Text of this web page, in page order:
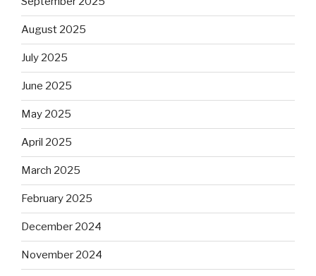
August 2025
July 2025
June 2025
May 2025
April 2025
March 2025
February 2025
December 2024
November 2024